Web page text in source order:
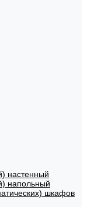
настенный
напольный
шкафов